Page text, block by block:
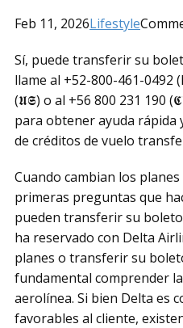
Feb 11, 2026Lifestyle
Sí, puede transferir su
llame al +52-800-461-0492
(𝖀𝕾) o al +56 800 231 190
para obtener ayuda rápida
de créditos de vuelo
Cuando cambian los
primeras preguntas que
pueden transferir su
ha reservado con Delta
planes o transferir su
fundamental comprender
aerolínea. Si bien Delta es
favorables al cliente,